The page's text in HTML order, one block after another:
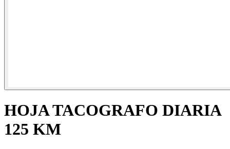
HOJA TACOGRAFO DIARIA
125 KM